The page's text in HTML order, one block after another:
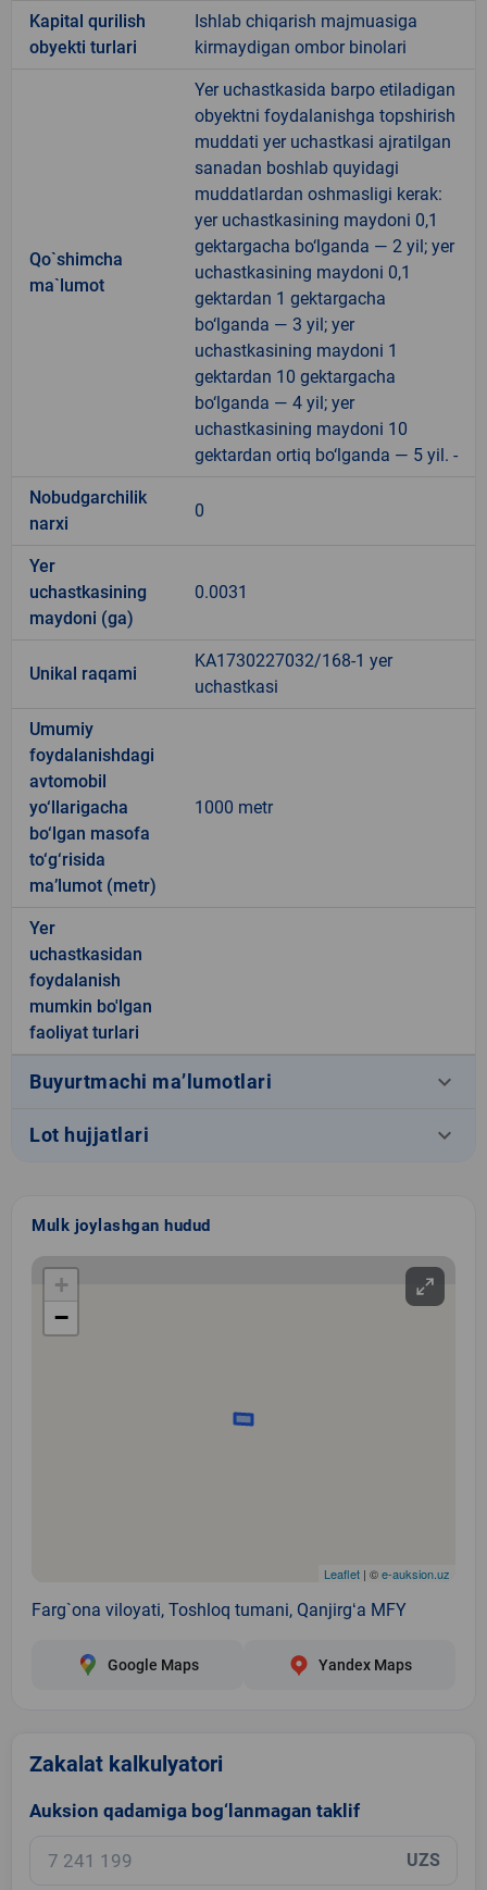
Kapital qurilish
obyekti turlari
Ishlab chiqarish majmuasiga
kirmaydigan ombor binolari
Qo`shimcha
ma`lumot
Yer uchastkasida barpo etiladigan
obyektni foydalanishga topshirish
muddati yer uchastkasi ajratilgan
sanadan boshlab quyidagi
muddatlardan oshmasligi kerak:
yer uchastkasining maydoni 0,1
gektargacha bo‘lganda — 2 yil; yer
uchastkasining maydoni 0,1
gektardan 1 gektargacha
bo‘lganda — 3 yil; yer
uchastkasining maydoni 1
gektardan 10 gektargacha
bo‘lganda — 4 yil; yer
uchastkasining maydoni 10
gektardan ortiq bo‘lganda — 5 yil. -
Nobudgarchilik
narxi
0
Yer
uchastkasining
maydoni (ga)
0.0031
Unikal raqami
KA1730227032/168-1 yer
uchastkasi
Umumiy
foydalanishdagi
avtomobil
yo‘llarigacha
bo‘lgan masofa
to‘g‘risida
ma’lumot (metr)
1000 metr
Yer
uchastkasidan
foydalanish
mumkin bo'lgan
faoliyat turlari
Buyurtmachi ma’lumotlari keyboard_arrow_down
Lot hujjatlari keyboard_arrow_down
Mulk joylashgan hudud
+
−
Leaflet | ©e-auksion.uz
Farg`ona viloyati, Toshloq tumani, Qanjirgʻa MFY
Google Maps Yandex Maps
Zakalat kalkulyatori
Auksion qadamiga bog‘lanmagan taklif
UZS